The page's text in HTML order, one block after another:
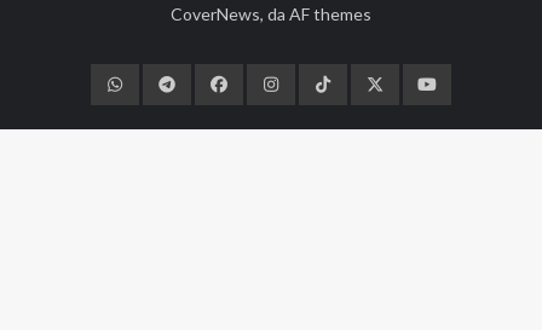
CoverNews, da AF themes